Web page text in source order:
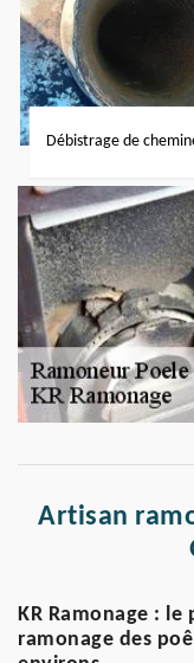
Débistrage de
Artisan
KR Ramonage :
ramonage des